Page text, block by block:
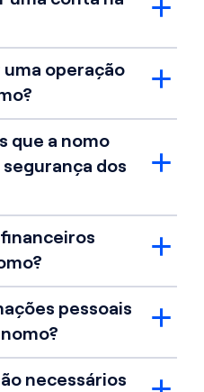
operação
que a nomo
dos
pessoais
necessários